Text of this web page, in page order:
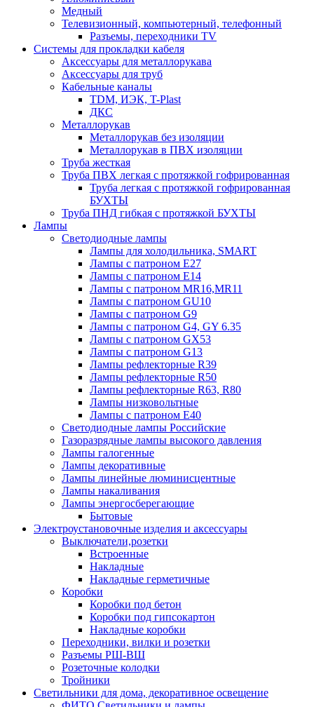
Медный
Телевизионный, компьютерный, телефонный
Разъемы, переходники TV
Системы для прокладки кабеля
Аксессуары для металлорукава
Аксессуары для труб
Кабельные каналы
TDM, ИЭК, T-Plast
ДКС
Металлорукав
Металлорукав без изоляции
Металлорукав в ПВХ изоляции
Труба жесткая
Труба ПВХ легкая с протяжкой гофрированная
Труба легкая с протяжкой гофрированная
БУХТЫ
Труба ПНД гибкая с протяжкой БУХТЫ
Лампы
Светодиодные лампы
Лампы для холодильника, SMART
Лампы с патроном E27
Лампы с патроном Е14
Лампы с патроном MR16,MR11
Лампы с патроном GU10
Лампы с патроном G9
Лампы с патроном G4, GY 6.35
Лампы с патроном GX53
Лампы с патроном G13
Лампы рефлекторные R39
Лампы рефлекторные R50
Лампы рефлекторные R63, R80
Лампы низковольтные
Лампы с патроном Е40
Светодиодные лампы Российские
Газоразрядные лампы высокого давления
Лампы галогенные
Лампы декоративные
Лампы линейные люминисцентные
Лампы накаливания
Лампы энергосберегающие
Бытовые
Электроустановочные изделия и аксессуары
Выключатели,розетки
Встроенные
Накладные
Накладные герметичные
Коробки
Коробки под бетон
Коробки под гипсокартон
Накладные коробки
Переходники, вилки и розетки
Разъемы РШ-ВШ
Розеточные колодки
Тройники
Светильники для дома, декоративное освещение